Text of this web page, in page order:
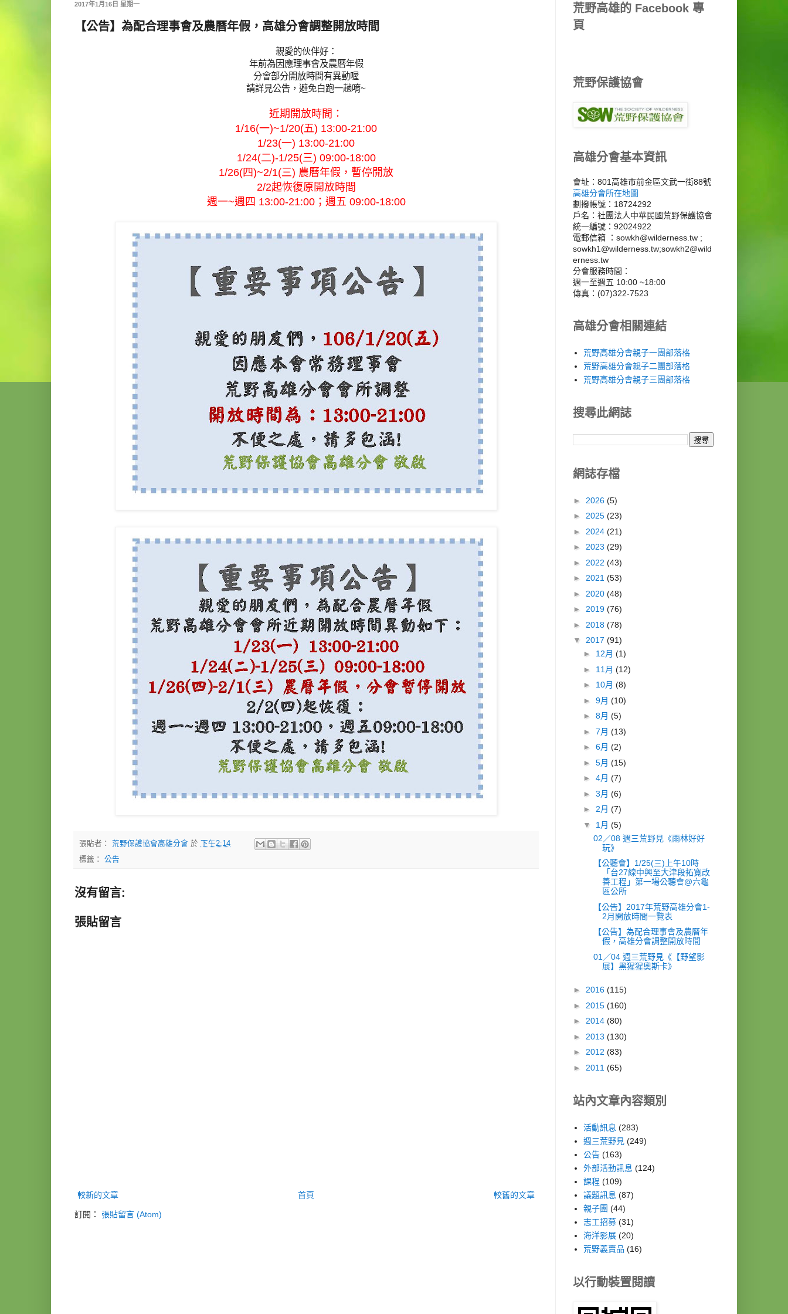
2017年1月16日 星期一
【公告】為配合理事會及農曆年假，高雄分會調整開放時間
親愛的伙伴好：
年前為因應理事會及農曆年假
分會部分開放時間有異動喔
請詳見公告，避免白跑一趟唷~
近期開放時間：
1/16(一)~1/20(五) 13:00-21:00
1/23(一) 13:00-21:00
1/24(二)-1/25(三) 09:00-18:00
1/26(四)~2/1(三) 農曆年假，暫停開放
2/2起恢復原開放時間
週一~週四 13:00-21:00；週五 09:00-18:00
張貼者： 荒野保護協會高雄分會 於 下午2:14
標籤： 公告
沒有留言:
張貼留言
較新的文章 較舊的文章
首頁
訂閱： 張貼留言 (Atom)
荒野高雄的 Facebook 專
頁
荒野保護協會
高雄分會基本資訊
會址：801高雄市前金區文武一街88號
高雄分會所在地圖
劃撥帳號：18724292
戶名：社團法人中華民國荒野保護協會
統一編號：92024922
電郵信箱 ：sowkh@wilderness.tw ;
sowkh1@wilderness.tw;sowkh2@wild
erness.tw
分會服務時間：
週一至週五 10:00 ~18:00
傳真：(07)322-7523
高雄分會相關連結
荒野高雄分會親子一團部落格
荒野高雄分會親子二團部落格
荒野高雄分會親子三團部落格
搜尋此網誌
網誌存檔
► 2026 (5)
► 2025 (23)
► 2024 (21)
► 2023 (29)
► 2022 (43)
► 2021 (53)
► 2020 (48)
► 2019 (76)
► 2018 (78)
▼ 2017 (91)
► 12月 (1)
► 11月 (12)
► 10月 (8)
► 9月 (10)
► 8月 (5)
► 7月 (13)
► 6月 (2)
► 5月 (15)
► 4月 (7)
► 3月 (6)
► 2月 (7)
▼ 1月 (5)
02／08 週三荒野見《雨林好好
玩》
【公聽會】1/25(三)上午10時
「台27線中興至大津段拓寬改
善工程」第一場公聽會@六龜
區公所
【公告】2017年荒野高雄分會1-
2月開放時間一覽表
【公告】為配合理事會及農曆年
假，高雄分會調整開放時間
01／04 週三荒野見《【野望影
展】黑猩猩奧斯卡》
► 2016 (115)
► 2015 (160)
► 2014 (80)
► 2013 (130)
► 2012 (83)
► 2011 (65)
站內文章內容類別
活動訊息 (283)
週三荒野見 (249)
公告 (163)
外部活動訊息 (124)
課程 (109)
議題訊息 (87)
親子團 (44)
志工招募 (31)
海洋影展 (20)
荒野義賣品 (16)
以行動裝置閱讀